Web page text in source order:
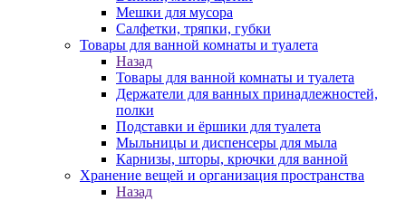
Мешки для мусора
Салфетки, тряпки, губки
Товары для ванной комнаты и туалета
Назад
Товары для ванной комнаты и туалета
Держатели для ванных принадлежностей,
полки
Подставки и ёршики для туалета
Мыльницы и диспенсеры для мыла
Карнизы, шторы, крючки для ванной
Хранение вещей и организация пространства
Назад